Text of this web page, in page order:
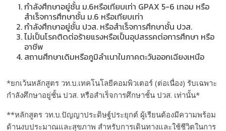
กำลังศึกษาอยู่ชั้น ม.6หรือเทียบเท่า GPAX 5-6 เทอม หรือ
สำเร็จการศึกษาชั้น ม.6 หรือเทียบเท่า
กำลังศึกษาอยู่ชั้น ปวส. หรือสำเร็จการศึกษาชั้น ปวส.
ไม่เป็นโรคติดต่อร้ายแรงหรือเป็นอุปสรรคต่อการศึกษา หรือ
อาชีพ
สถานศึกษาเดิมหรือภูมิลำเนาในภาคตะวันออกเฉียงเหนือ
*ยกเว้นหลักสูตร วท.บ.เทคโนโลยีคอมพิวเตอร์ (ต่อเนื่อง) รับเฉพาะ
กำลังศึกษาอยู่ชั้น ปวส. หรือสำเร็จการศึกษาชั้น ปวส. เท่านั้น*
**หลักสูตร วท.บ.ปัญญาประดิษฐ์ประยุกต์ ผู้เรียนต้องมีความพร้อม
ด้านงบประมาณและสุขภาพ สำหรับการเดินทางและใช้ชีวิตในการ